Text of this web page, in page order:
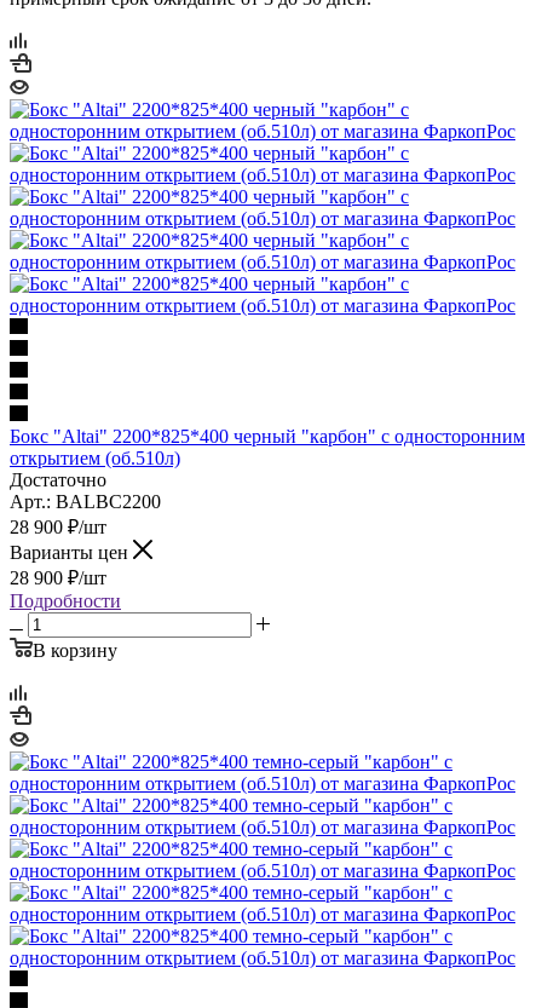
Бокс "Altai" 2200*825*400 черный "карбон" с односторонним
открытием (об.510л)
Достаточно
Арт.: BALBC2200
28 900 ₽/шт
Варианты цен
28 900 ₽/шт
Подробности
В корзину